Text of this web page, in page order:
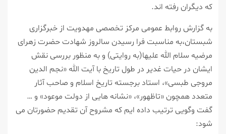
كه دیگران رفته اند.
به گزارش روابط عمومی مركز تخصصی مهدویت از خبرگزاری
شبستان،به مناسبت فرا رسیدن سالروز شهادت حضرت زهرای
مرضیه سلام الله علیها(به روایتی) و به منظور بررسی نقش
ایشان در حیات غدیر در طول تاریخ با آیت الله «نجم الدین
مروجی طبسی»، استاد برجسته تاریخ اسلام و صاحب آثار
متعدد همچون «تاظهور»، «نشانه هایی از دولت موعود» و …
گفت وگویی ترتیب داده ایم كه مشروح آن تقدیم حضورتان می
شود: